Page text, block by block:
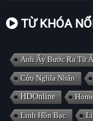
TỪ KHÓA
Anh Ấy Bước Ra Từ
Cửu Nghĩa Nhân
HDOnline
Linh Hồn Bạc